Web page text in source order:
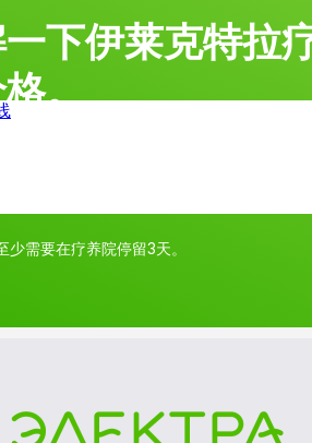
少需要在疗养院停留3天。
下伊莱克特拉
。